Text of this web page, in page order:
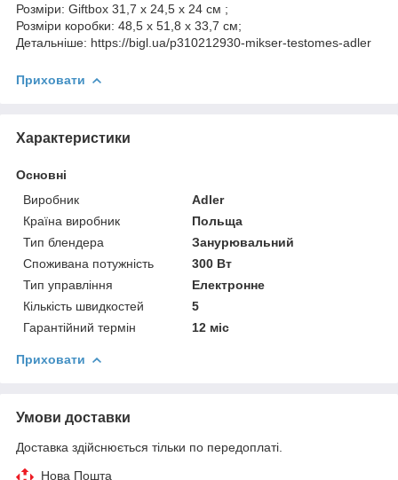
Розміри: Giftbox 31,7 х 24,5 х 24 см ;
Розміри коробки: 48,5 х 51,8 х 33,7 см;
Детальніше: https://bigl.ua/p310212930-mikser-testomes-adler
Приховати
Характеристики
Основні
Виробник
Adler
Країна виробник
Польща
Тип блендера
Занурювальний
Споживана потужність
300 Вт
Тип управління
Електронне
Кількість швидкостей
5
Гарантійний термін
12 міс
Приховати
Умови доставки
Доставка здійснюється тільки по передоплаті.
Нова Пошта